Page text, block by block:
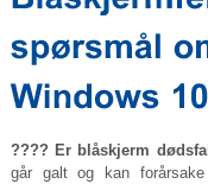
???? Er blåskjerm
går galt og kan